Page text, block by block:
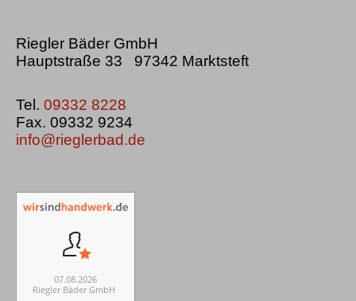
Riegler Bäder GmbH
Hauptstraße 33 97342 Marktsteft
Tel. 09332 8228
Fax. 09332 9234
info@rieglerbad.de
07.08.2026
Riegler Bäder GmbH